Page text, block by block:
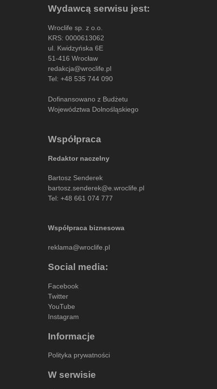
Wydawcą serwisu jest:
Wroclife sp. z o.o.
KRS: 0000613062
ul. Kwidzyńska 6E
51-416 Wrocław
redakcja@wroclife.pl
Tel: +48 535 744 090
Dofinansowano z Budżetu
Województwa Dolnośląskiego
Współpraca
Redaktor naczelny
Bartosz Senderek
bartosz.senderek@e.wroclife.pl
Tel: +48 661 074 777
Współpraca biznesowa
reklama@wroclife.pl
Social media:
Facebook
Twitter
YouTube
Instagram
Informacje
Polityka prywatności
W serwisie